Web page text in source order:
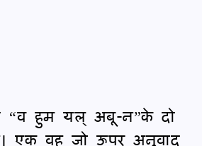
“व हुम यल् अबू-न”के दो
एक वह जो ऊपर अनुवाद